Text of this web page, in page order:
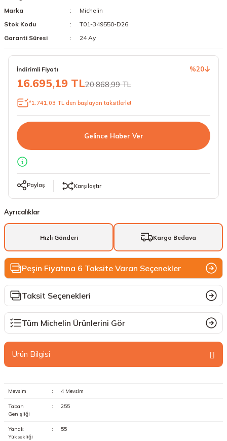
21 Lastikler
23 Lastikler
Marka
Michelin
Stok Kodu
T01-349550-D26
Garanti Süresi
24 Ay
İndirimli Fiyatı %20
16.695,19 TL20.868,99 TL
*1.741,03 TL den başlayan taksitlerle!
Gelince Haber Ver
Paylaş Karşılaştır
Ayrıcalıklar
Hızlı Gönderi Kargo Bedava
Peşin Fiyatına 6 Taksite Varan Seçenekler
Taksit Seçenekleri
Tüm Michelin Ürünlerini Gör
Ürün Bilgisi
Mevsim : 4 Mevsim
Taban
Genişliği
: 255
Yanak
Yüksekliği
: 55